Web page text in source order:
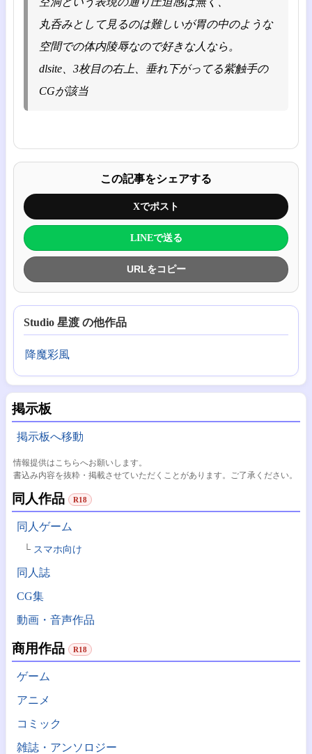
掲示板
掲示板へ移動
情報提供はこちらへお願いします。
書込み内容を抜粋・掲載させていただくことがあります。ご了承ください。
同人作品 R18
同人ゲーム
スマホ向け
同人誌
CG集
動画・音声作品
商用作品 R18
ゲーム
アニメ
コミック
雑誌・アンソロジー
丸呑みとして見るのは難しいが胃の中のような
空間での体内陵辱なので好きな人なら。
dlsite、3枚目の右上、垂れ下がってる紫触手の
CGが該当
この記事をシェアする
Xでポスト
LINEで送る
URLをコピー
Studio 星渡 の他作品
降魔彩風